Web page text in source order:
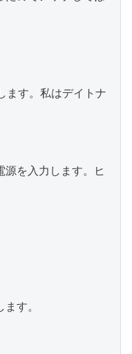
ます。私はデイトナ
を入力します。ヒ
す。